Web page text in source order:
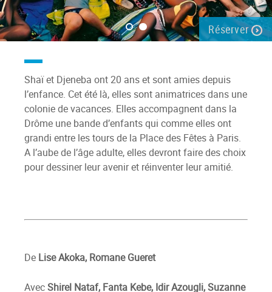
Réserver
Shaï et Djeneba ont 20 ans et sont amies depuis
l’enfance. Cet été là, elles sont animatrices dans une
colonie de vacances. Elles accompagnent dans la
Drôme une bande d’enfants qui comme elles ont
grandi entre les tours de la Place des Fêtes à Paris.
A l’aube de l’âge adulte, elles devront faire des choix
pour dessiner leur avenir et réinventer leur amitié.
De Lise Akoka, Romane Gueret
AvecShirel Nataf, Fanta Kebe, Idir Azougli, Suzanne